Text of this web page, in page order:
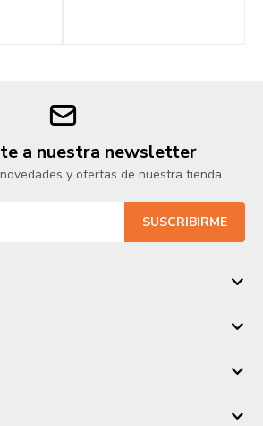
a nuestra newsletter
y ofertas de nuestra tienda.
SUSCRIBIRME